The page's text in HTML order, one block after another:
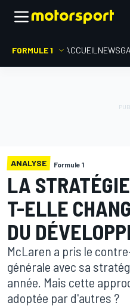
FORMULE 1 ACCUEIL NEWS
ANALYSE Formule 1
LA
T-ELLE
DU
McLaren a pris le
générale avec sa
année. Mais cette
adoptée par d'autres ?